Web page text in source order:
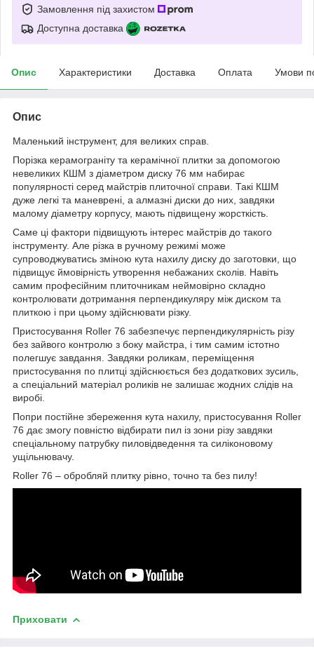
Замовлення під захистом
Доступна доставка
Опис Характеристики Доставка Оплата Умови
Опис
Маленький інструмент, для великих справ.
Порізка керамограніту та керамічної плитки за допомогою
невеликих КШМ з діаметром диску 76 мм набирає
популярності серед майстрів плиточної справи. Такі КШМ
дуже легкі та маневрені, а алмазні диски до них, завдяки
малому діаметру корпусу, мають підвищену жорсткість.
Саме ці фактори підвищують інтерес майстрів до такого
інструменту. Але різка в ручному режимі може
супроводжуватись зміною кута нахилу диску до заготовки, що
підвищує ймовірність утворення небажаних сколів. Навіть
самим професійним плиточникам неймовірно складно
контролювати дотримання перпендикуляру між диском та
плиткою і при цьому здійснювати різку.
Пристосування Roller 76 забезпечує перпендикулярність різу
без зайвого контролю з боку майстра, і тим самим істотно
полегшує завдання. Завдяки роликам, переміщення
пристосування по плитці здійснюється без додаткових зусиль,
а спеціальний матеріал роликів не залишає жодних слідів на
виробі.
Попри постійне збереження кута нахилу, пристосування Roller
76 дає змогу повністю відбирати пил із зони різу завдяки
спеціальному патрубку пиловідведення та силіконовому
ущільнювачу.
Roller 76 – обробляй плитку рівно, точно та без пилу!
Приховати